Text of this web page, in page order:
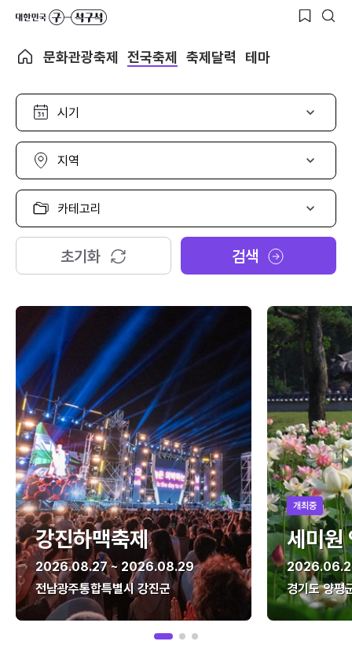
문화관광축제 전국축제 축제달력 테마
시
선
택
지
선
택
카
고
리
택
초기화 검색
강진하맥축제
2026.08.27 ~ 2026.08.29
전남광주통합특별시 강진군
개최중
세미원
경기도 양평